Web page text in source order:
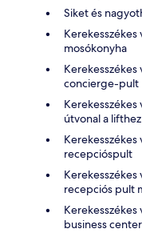
Siket és
mosókonyha
concierge-pult
útvonal a lifthez
recepcióspult
recepciós pult
business center